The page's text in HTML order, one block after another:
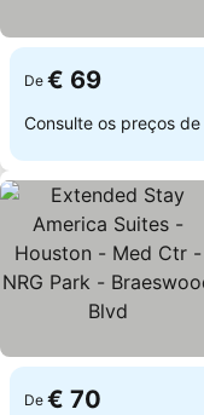
De € 69
Consulte os preços de
De € 70